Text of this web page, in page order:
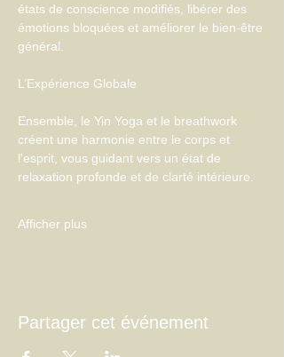
états de conscience modifiés, libérer des
émotions bloquées et améliorer le bien-être
général.
Ensemble, le Yin Yoga et le breathwork
créent une harmonie entre le corps et
l'esprit, vous guidant vers un état de
relaxation profonde et de clarté intérieure.
Afficher plus
Partager cet événement